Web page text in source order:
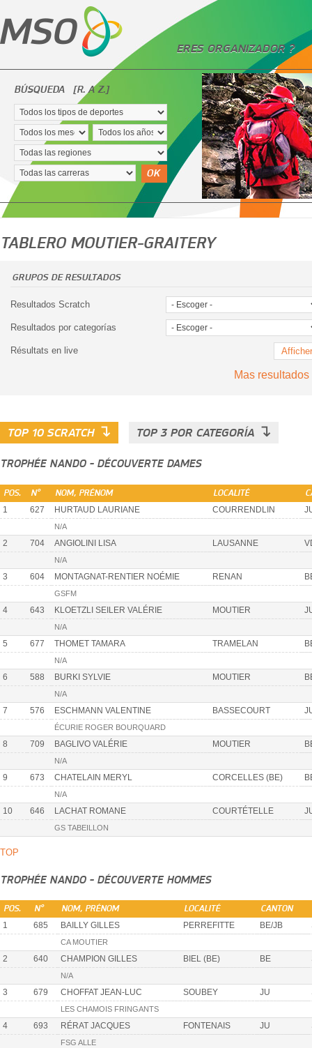
ERES ORGANIZADOR ?
BÚSQUEDA [R. A Z.]
OK
TABLERO MOUTIER-GRAITERY
GRUPOS DE RESULTADOS
Resultados Scratch
Resultados por categorías
Résultats en live Afficher
Mas resultados
TOP 10 SCRATCH ↴ TOP 3 POR CATEGORÍA ↴
TROPHÉE NANDO - DÉCOUVERTE DAMES
POS. N° NOM, PRÉNOM LOCALITÉ
1 627 HURTAUD LAURIANE COURRENDLIN
N/A
2 704 ANGIOLINI LISA LAUSANNE
N/A
3 604 MONTAGNAT-RENTIER NOÉMIE RENAN
GSFM
4 643 KLOETZLI SEILER VALÉRIE MOUTIER
N/A
5 677 THOMET TAMARA TRAMELAN
N/A
6 588 BURKI SYLVIE MOUTIER
N/A
7 576 ESCHMANN VALENTINE BASSECOURT
ÉCURIE ROGER BOURQUARD
8 709 BAGLIVO VALÉRIE MOUTIER
N/A
9 673 CHATELAIN MERYL CORCELLES (BE)
N/A
10 646 LACHAT ROMANE COURTÉTELLE
GS TABEILLON
TOP
TROPHÉE NANDO - DÉCOUVERTE HOMMES
POS. N° NOM, PRÉNOM LOCALITÉ CANTON
1 685 BAILLY GILLES PERREFITTE BE/JB
CA MOUTIER
2 640 CHAMPION GILLES BIEL (BE) BE
N/A
3 679 CHOFFAT JEAN-LUC SOUBEY JU
LES CHAMOIS FRINGANTS
4 693 RÉRAT JACQUES FONTENAIS JU
FSG ALLE